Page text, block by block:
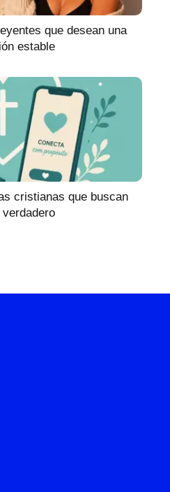
que desean una
estable
cristianas que buscan